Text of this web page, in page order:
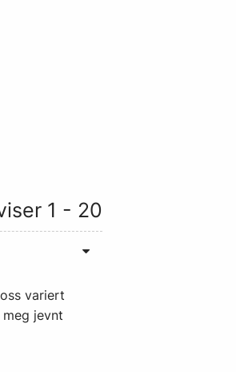
1 - 20
variert
jevnt